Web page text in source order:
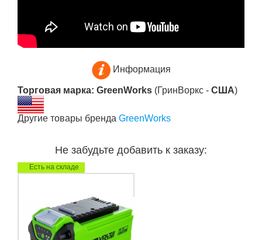
Информация
Торговая марка: GreenWorks (ГринВоркс - США)
Другие товары бренда GreenWorks
Не забудьте добавить к заказу:
Есть на складе